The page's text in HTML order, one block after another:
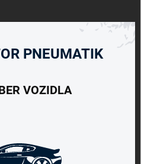
PNEUMATIK
VOZIDLA